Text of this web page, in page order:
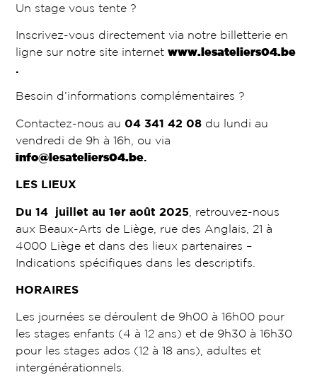
Un stage vous tente ?
Inscrivez-vous directement via notre billetterie en
ligne sur notre site internetwww.lesateliers04.be
.
Besoin d’informations complémentaires ?
Contactez-nous au04 341 42 08 du lundi au
vendredi de 9h à 16h, ou via
info@lesateliers04.be.
LES LIEUX
Du 14 juillet au 1er août 2025 , retrouvez-nous
aux Beaux-Arts de Liège, rue des Anglais, 21 à
4000 Liège et dans des lieux partenaires –
Indications spécifiques dans les descriptifs.
HORAIRES
Les journées se déroulent de 9h00 à 16h00 pour
les stages enfants (4 à 12 ans) et de 9h30 à 16h30
pour les stages ados (12 à 18 ans), adultes et
intergénérationnels.